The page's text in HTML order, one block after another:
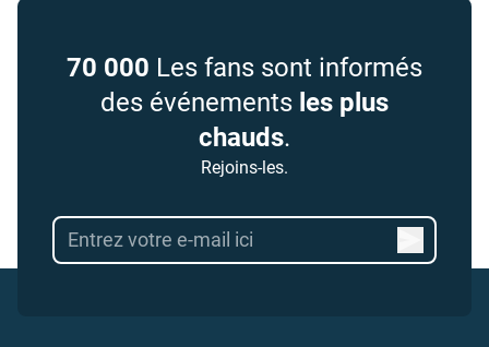
70 000 Les fans sont informés
des événements les plus
chauds.
Rejoins-les.